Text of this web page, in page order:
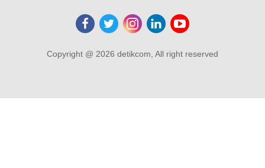
Copyright @ 2026 detikcom, All right reserved